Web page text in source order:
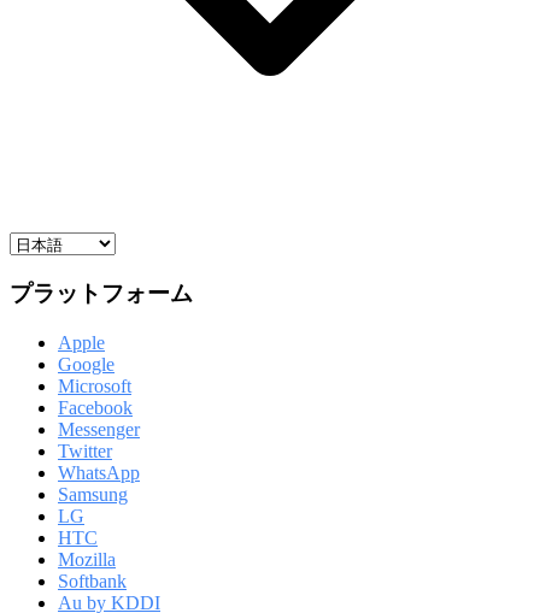
プラットフォーム
Apple
Google
Microsoft
Facebook
Messenger
Twitter
WhatsApp
Samsung
LG
HTC
Mozilla
Softbank
Au by KDDI